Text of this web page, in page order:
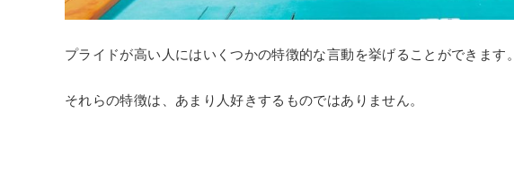
プライドが高い人にはいくつかの特徴的な言動を挙げることができます。
それらの特徴は、あまり人好きするものではありません。